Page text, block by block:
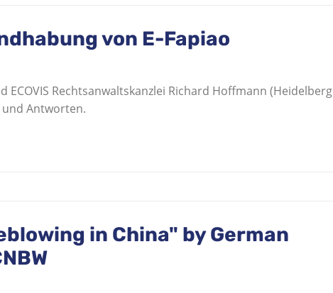
von E-Fapiao
ECOVIS Rechtsanwaltskanzlei Richard Hoffmann (Heidelberg
und Antworten.
in China" by German